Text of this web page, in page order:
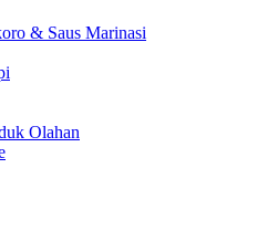
& Saus Marinasi
Olahan